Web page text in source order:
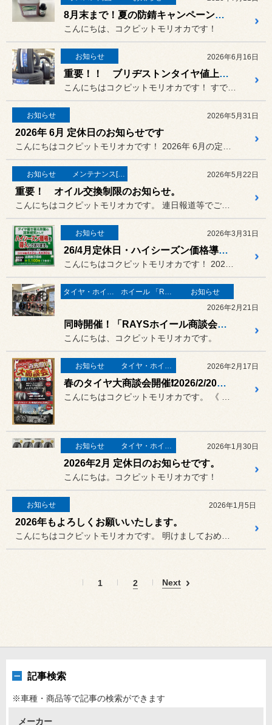
8月末まで！夏の防錆キャンペーン！！
こんにちは、コクピットモリオカです！
お知らせ 2026年6月16日
重要！！ ブリヂストンタイヤ値上げのお知らせ。
お知らせ 2026年5月31日
2026年 6月 定休日のお知らせです
お知らせ メンテナンス[(オイル・バッテリー・ＲＥＣＳなど) 2026年5月22日
重要！ オイル交換制限のお知らせ。
お知らせ 2026年3月31日
26/4月定休日・ハイシーズン価格導入のお知らせ。
タイヤ・ホイール ホイール 「RAYS」
お知らせ
2026年2月21日
同時開催！「RAYSホイール商談会！」
こんにちは、コクピットモリオカです。
お知らせ タイヤ・ホイール 2026年2月17日
春のタイヤ大商談会開催❗️2026/2/20(金) ～3/8(日) まで❗️
お知らせ 2026年1月30日
2026年2月 定休日のお知らせです。
こんにちは。コクピットモリオカです！
お知らせ 2026年1月5日
2026年もよろしくお願いいたします。
1 2 Next
記事検索
※車種・商品等で記事の検索ができます
メーカー